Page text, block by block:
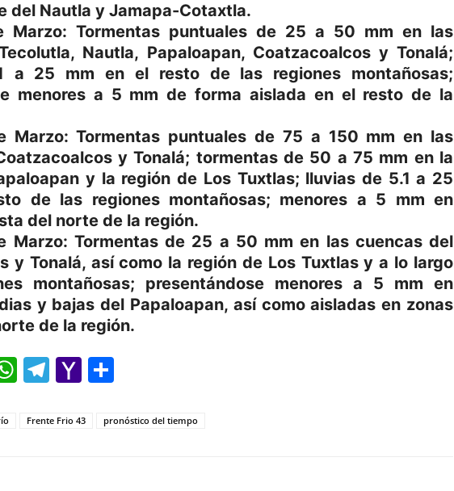
del Nautla y Jamapa-Cotaxtla.
Marzo: Tormentas puntuales de 25 a 50 mm en las
Nautla, Papaloapan, Coatzacoalcos y Tonalá;
a 25 mm en el resto de las regiones montañosas;
menores a 5 mm de forma aislada en el resto de la
Marzo: Tormentas puntuales de 75 a 150 mm en las
y Tonalá; tormentas de 50 a 75 mm en la
y la región de Los Tuxtlas; lluvias de 5.1 a 25
de las regiones montañosas; menores a 5 mm en
del norte de la región.
Marzo: Tormentas de 25 a 50 mm en las cuencas del
y Tonalá, así como la región de Los Tuxtlas y a lo largo
montañosas; presentándose menores a 5 mm en
y bajas del Papaloapan, así como aisladas en zonas
de la región.
WhatsApp
Telegram
Yahoo
Frente Frio 43 pronóstico del tiempo